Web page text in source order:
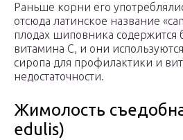
Раньше корни его
отсюда латинское название
плодах шиповника содержится
витамина С, и они
сиропа для профилактики и
недостаточности.
Жимолость
edulis)